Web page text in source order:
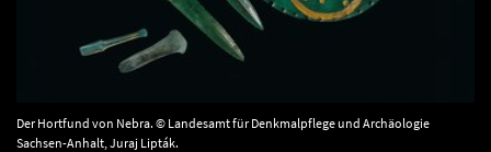
Der Hortfund von Nebra. © Landesamt für Denkmalpflege und Archäologie
Sachsen-Anhalt, Juraj Lipták.